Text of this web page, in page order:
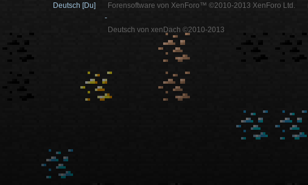
Deutsch [Du]
Forensoftware von XenForo™ ©2010-2013 XenForo Ltd.
-
Deutsch von xenDach ©2010-2013